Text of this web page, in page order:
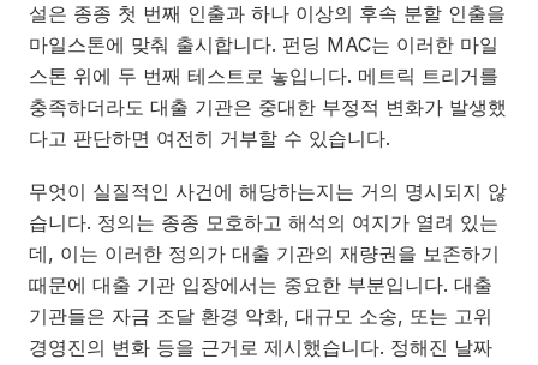
설은 종종 첫 번째 인출과 하나 이상의 후속 분할 인출을
마일스톤에 맞춰 출시합니다. 펀딩 MAC는 이러한 마일
스톤 위에 두 번째 테스트로 놓입니다. 메트릭 트리거를
충족하더라도 대출 기관은 중대한 부정적 변화가 발생했
다고 판단하면 여전히 거부할 수 있습니다.
무엇이 실질적인 사건에 해당하는지는 거의 명시되지 않
습니다. 정의는 종종 모호하고 해석의 여지가 열려 있는
데, 이는 이러한 정의가 대출 기관의 재량권을 보존하기
때문에 대출 기관 입장에서는 중요한 부분입니다. 대출
기관들은 자금 조달 환경 악화, 대규모 소송, 또는 고위
경영진의 변화 등을 근거로 제시했습니다. 정해진 날짜